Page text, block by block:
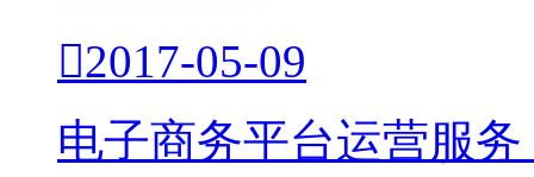
2017-05-09
电子商务平台运营服